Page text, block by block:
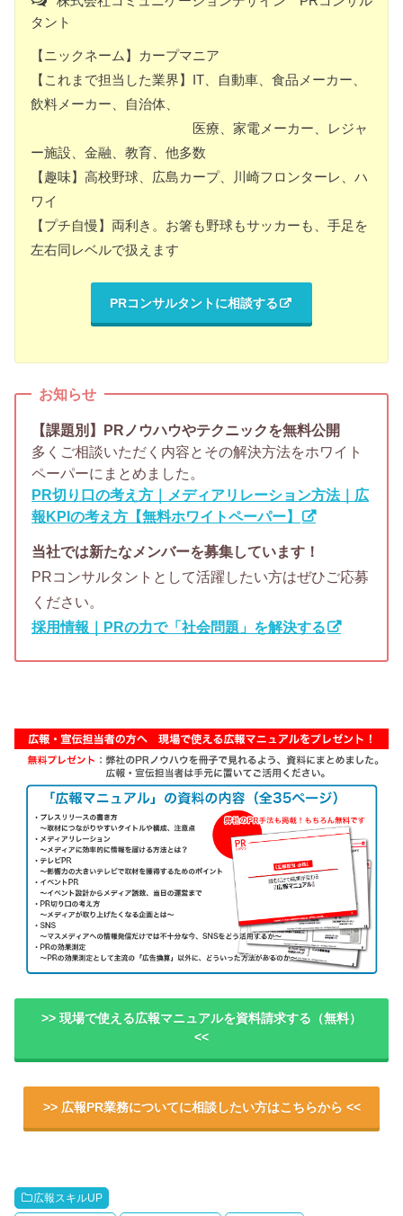
タント
【ニックネーム】カープマニア
【これまで担当した業界】IT、自動車、食品メーカー、
飲料メーカー、自治体、
医療、家電メーカー、レジャ
ー施設、金融、教育、他多数
【趣味】高校野球、広島カープ、川崎フロンターレ、ハ
ワイ
【プチ自慢】両利き。お箸も野球もサッカーも、手足を
左右同レベルで扱えます
PRコンサルタントに相談する
お知らせ
【課題別】PRノウハウやテクニックを無料公開
多くご相談いただく内容とその解決方法をホワイト
ペーパーにまとめました。
PR切り口の考え方｜メディアリレーション方法｜広
報KPIの考え方【無料ホワイトペーパー】
当社では新たなメンバーを募集しています！
PRコンサルタントとして活躍したい方はぜひご応募
ください。
採用情報｜PRの力で「社会問題」を解決する
>> 現場で使える広報マニュアルを資料請求する（無料）
<<
>> 広報PR業務についてに相談したい方はこちらから <<
広報スキルUP